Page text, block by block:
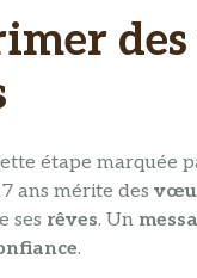
étape marquée
ans mérite des
ses rêves. Un
.